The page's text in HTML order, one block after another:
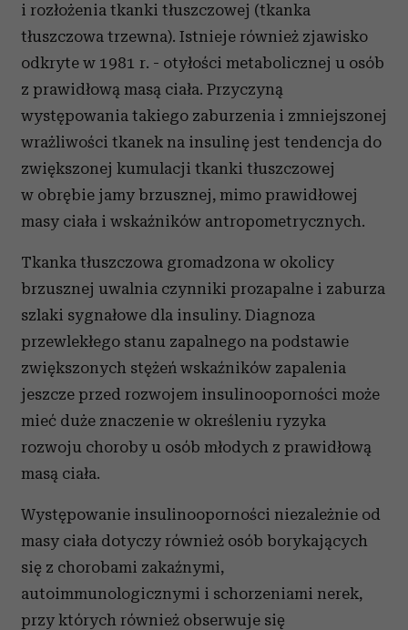
i rozłożenia tkanki tłuszczowej (tkanka
tłuszczowa trzewna). Istnieje również zjawisko
odkryte w 1981 r. - otyłości metabolicznej u osób
z prawidłową masą ciała. Przyczyną
występowania takiego zaburzenia i zmniejszonej
wrażliwości tkanek na insulinę jest tendencja do
zwiększonej kumulacji tkanki tłuszczowej
w obrębie jamy brzusznej, mimo prawidłowej
masy ciała i wskaźników antropometrycznych.
Tkanka tłuszczowa gromadzona w okolicy
brzusznej uwalnia czynniki prozapalne i zaburza
szlaki sygnałowe dla insuliny. Diagnoza
przewlekłego stanu zapalnego na podstawie
zwiększonych stężeń wskaźników zapalenia
jeszcze przed rozwojem insulinooporności może
mieć duże znaczenie w określeniu ryzyka
rozwoju choroby u osób młodych z prawidłową
masą ciała.
Występowanie insulinooporności niezależnie od
masy ciała dotyczy również osób borykających
się z chorobami zakaźnymi,
autoimmunologicznymi i schorzeniami nerek,
przy których również obserwuje się